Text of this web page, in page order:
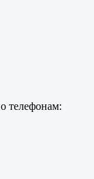
телефонам: